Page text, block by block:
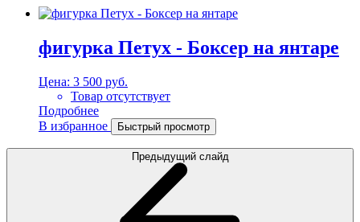
фигурка Петух - Боксер на янтаре
Цена: 3 500 руб.
Товар отсутствует
Подробнее
В избранное
Быстрый просмотр
Предыдущий слайд